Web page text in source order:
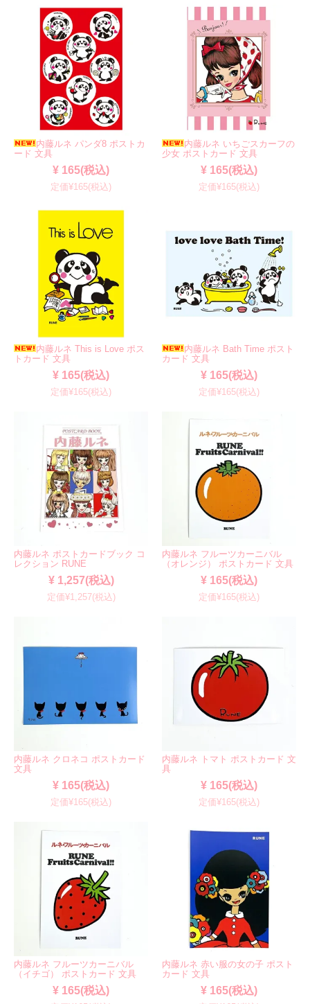
内藤ルネ パンダ8 ポストカ
ード 文具
¥ 165(税込)
定価¥165(税込)
内藤ルネ いちごスカーフの
少女 ポストカード 文具
¥ 165(税込)
定価¥165(税込)
内藤ルネ This is Love ポス
トカード 文具
¥ 165(税込)
定価¥165(税込)
内藤ルネ Bath Time ポスト
カード 文具
¥ 165(税込)
定価¥165(税込)
内藤ルネ ポストカードブック コ
レクション RUNE
¥ 1,257(税込)
定価¥1,257(税込)
内藤ルネ フルーツカーニバル
（オレンジ） ポストカード 文具
¥ 165(税込)
定価¥165(税込)
内藤ルネ クロネコ ポストカード
文具
¥ 165(税込)
定価¥165(税込)
内藤ルネ トマト ポストカード 文
具
¥ 165(税込)
定価¥165(税込)
内藤ルネ フルーツカーニバル
（イチゴ） ポストカード 文具
¥ 165(税込)
内藤ルネ 赤い服の女の子 ポスト
カード 文具
¥ 165(税込)